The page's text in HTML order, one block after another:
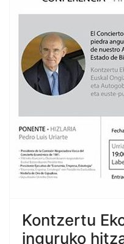
Kontzertu
inguruko